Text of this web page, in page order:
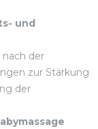
und
nach der
zur Stärkung
der